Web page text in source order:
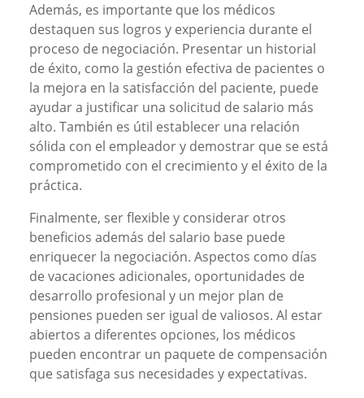
Además, es importante que los médicos
destaquen sus logros y experiencia durante el
proceso de negociación. Presentar un historial
de éxito, como la gestión efectiva de pacientes o
la mejora en la satisfacción del paciente, puede
ayudar a justificar una solicitud de salario más
alto. También es útil establecer una relación
sólida con el empleador y demostrar que se está
comprometido con el crecimiento y el éxito de la
práctica.
Finalmente, ser flexible y considerar otros
beneficios además del salario base puede
enriquecer la negociación. Aspectos como días
de vacaciones adicionales, oportunidades de
desarrollo profesional y un mejor plan de
pensiones pueden ser igual de valiosos. Al estar
abiertos a diferentes opciones, los médicos
pueden encontrar un paquete de compensación
que satisfaga sus necesidades y expectativas.